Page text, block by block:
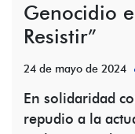
Genocidio
Resistir”
24 de mayo de 2024
En solidaridad
repudio a la